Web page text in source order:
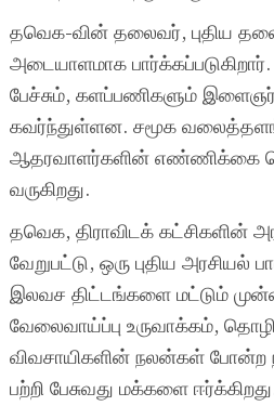
தவெக-வின் தலைவர், புதிய
அடையாளமாக
பேச்சும், களப்பணிகளும்
கவர்ந்துள்ளன. சமூக
ஆதரவாளர்களின் எண்ணிக்கை
வருகிறது.
தவெக, திராவிடக் கட்சிகளின்
வேறுபட்டு, ஒரு புதிய
இலவச திட்டங்களை மட்டும்
வேலைவாய்ப்பு உருவாக்கம்,
விவசாயிகளின் நலன்கள்
பற்றி பேசுவது மக்களை